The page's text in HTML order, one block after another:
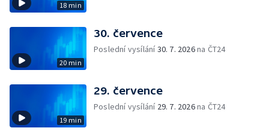
18 min
20 min
30. července
Poslední vysílání30. 7. 2026na ČT24
19 min
29. července
Poslední vysílání 29. 7. 2026na ČT24